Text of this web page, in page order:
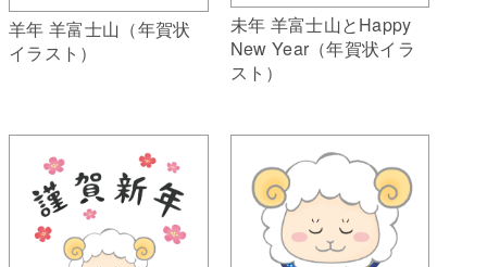
羊年 羊富士山（年賀状
イラスト）
未年 羊富士山とHappy
New Year（年賀状イラ
スト）